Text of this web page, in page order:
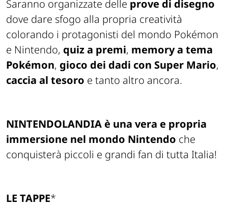
Saranno organizzate delle prove di disegno
dove dare sfogo alla propria creatività
colorando i protagonisti del mondo Pokémon
e Nintendo, quiz a premi, memory a tema
Pokémon, gioco dei dadi con Super Mario,
caccia al tesoro e tanto altro ancora.
NINTENDOLANDIA è una vera e propria
immersione nel mondo Nintendo che
conquisterà piccoli e grandi fan di tutta Italia!
LE TAPPE*